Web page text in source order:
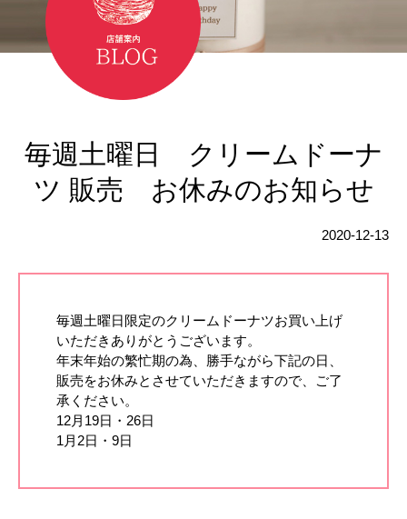
毎週土曜日 クリームドーナ
ツ 販売 お休みのお知らせ
2020-12-13
毎週土曜日限定のクリームドーナツお買い上げ
いただきありがとうございます。
年末年始の繁忙期の為、勝手ながら下記の日、
販売をお休みとさせていただきますので、ご了
承ください。
12月19日・26日
1月2日・9日